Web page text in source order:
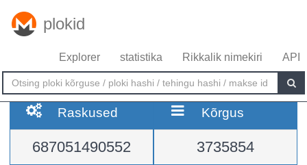
plokid
Explorer statistika Rikkalik nimekiri API
Raskused
687051490552
Kõrgus
3735854